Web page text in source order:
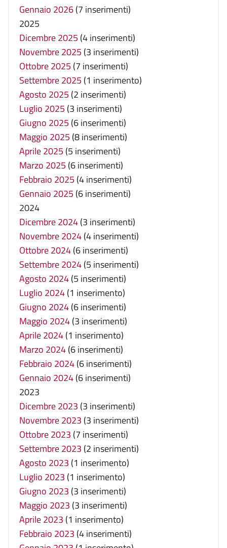
Gennaio 2026(7 inserimenti)
2025
Dicembre 2025 (4 inserimenti)
Novembre 2025 (3 inserimenti)
Ottobre 2025 (7 inserimenti)
Settembre 2025 (1 inserimento)
Agosto 2025 (2 inserimenti)
Luglio 2025 (3 inserimenti)
Giugno 2025 (6 inserimenti)
Maggio 2025 (8 inserimenti)
Aprile 2025 (5 inserimenti)
Marzo 2025 (6 inserimenti)
Febbraio 2025 (4 inserimenti)
Gennaio 2025 (6 inserimenti)
2024
Dicembre 2024(3 inserimenti)
Novembre 2024(4 inserimenti)
Ottobre 2024(6 inserimenti)
Settembre 2024(5 inserimenti)
Agosto 2024(5 inserimenti)
Luglio 2024(1 inserimento)
Giugno 2024(6 inserimenti)
Maggio 2024(3 inserimenti)
Aprile 2024(1 inserimento)
Marzo 2024(6 inserimenti)
Febbraio 2024(6 inserimenti)
Gennaio 2024(6 inserimenti)
2023
Dicembre 2023 (3 inserimenti)
Novembre 2023 (3 inserimenti)
Ottobre 2023 (7 inserimenti)
Settembre 2023 (2 inserimenti)
Agosto 2023 (1 inserimento)
Luglio 2023 (1 inserimento)
Giugno 2023 (3 inserimenti)
Maggio 2023 (3 inserimenti)
Aprile 2023 (1 inserimento)
Febbraio 2023 (4 inserimenti)